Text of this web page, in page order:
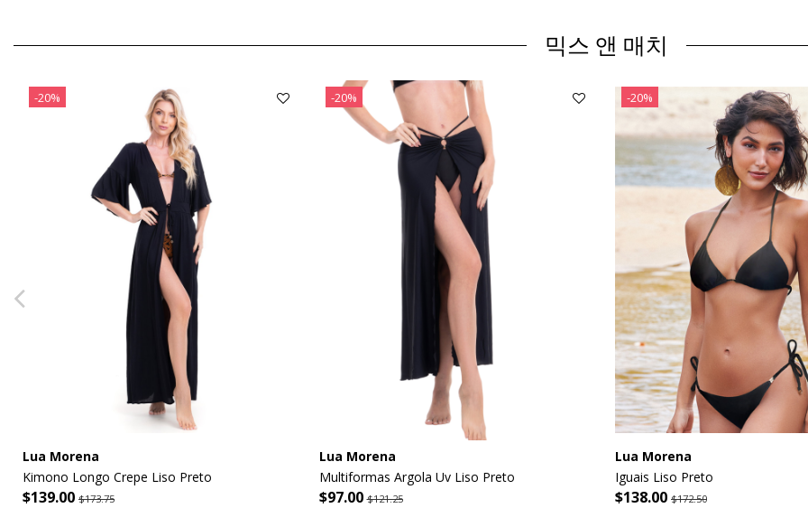
믹스 앤 매치
-20%
Lua Morena
Kimono Longo Crepe Liso Preto
$139.00 $173.75
-20%
Lua Morena
Multiformas Argola Uv Liso Preto
$97.00$121.25
-20%
Lua Morena
Iguais Liso Preto
$138.00 $172.50